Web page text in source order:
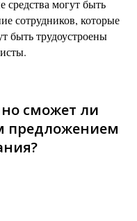
средства могут быть
сотрудников, которые
быть трудоустроены
сможет ли
предложением